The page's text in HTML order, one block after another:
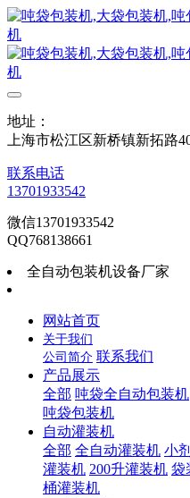
地址：
上海市松江区新桥镇新拓路
联系电话
13701933542
微信13701933542
QQ768138661
全自动包装机设备厂家
网站首页
关于我们
公司简介 联系我们
产品展示
全部 吨袋全自动包装机
吨袋包装机
自动灌装机
全部 全自动灌装机 小
灌装机 200升灌装机 袋
桶灌装机